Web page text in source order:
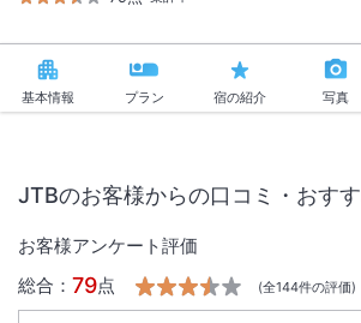
基本情報 プラン 宿の紹介 写真
JTBのお客様からの口コミ・おす
お客様アンケート評価
総合： 79点 (全144件の評価)